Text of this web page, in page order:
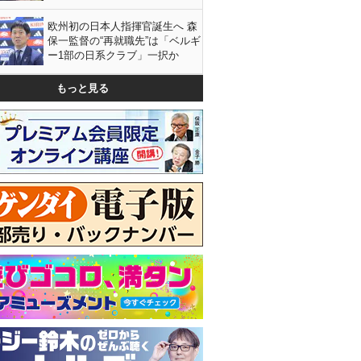
欧州初の日本人指揮官誕生へ 森
保一監督の“再就職先”は「ベルギ
ー1部の日系クラブ」一択か
もっと見る